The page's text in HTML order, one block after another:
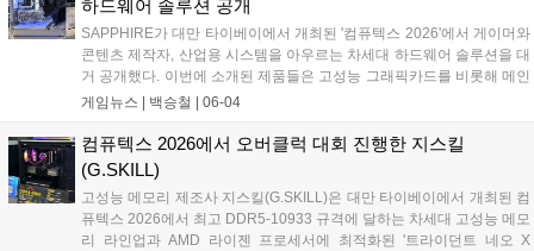
다....
하드웨어 솔루션 공개
SAPPHIRE가 대만 타이베이에서 개최된 '컴퓨텍스 2026'에서 게이머와
콘텐츠 제작자, 산업용 시스템을 아우르는 차세대 하드웨어 솔루션을 대
거 공개했다. 이번에 소개된 제품들은 고성능 그래픽카드를 비롯해 메인
보드, 임베디드 플랫폼, AI 기반 솔루션 등으로 구성됐다. 특히 고사양 게
하는 독자적인 냉각 기술이 적용되었다....
게임뉴스 | 백승철 06-04
컴퓨텍스 2026에서 오버클럭 대회 진행한 지스킬
(G.SKILL)
고성능 메모리 제조사 지스킬(G.SKILL)은 대만 타이베이에서 개최된 컴
퓨텍스 2026에서 최고 DDR5-10933 규격에 달하는 차세대 고성능 메모
리 라인업과 AMD 라이젠 프로세서에 최적화된 '트라이던트 네오 X